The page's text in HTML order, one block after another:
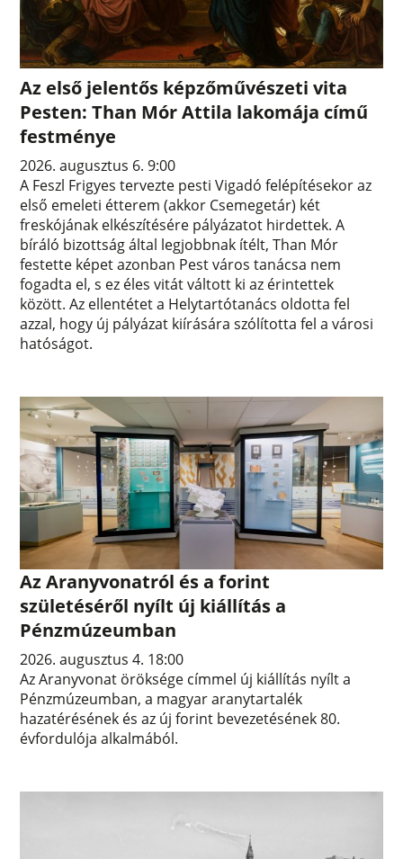
Az első jelentős képzőművészeti vita
Pesten: Than Mór Attila lakomája című
festménye
2026. augusztus 6. 9:00
A Feszl Frigyes tervezte pesti Vigadó felépítésekor az
első emeleti étterem (akkor Csemegetár) két
freskójának elkészítésére pályázatot hirdettek. A
bíráló bizottság által legjobbnak ítélt, Than Mór
festette képet azonban Pest város tanácsa nem
fogadta el, s ez éles vitát váltott ki az érintettek
között. Az ellentétet a Helytartótanács oldotta fel
azzal, hogy új pályázat kiírására szólította fel a városi
hatóságot.
Az Aranyvonatról és a forint
születéséről nyílt új kiállítás a
Pénzmúzeumban
2026. augusztus 4. 18:00
Az Aranyvonat öröksége címmel új kiállítás nyílt a
Pénzmúzeumban, a magyar aranytartalék
hazatérésének és az új forint bevezetésének 80.
évfordulója alkalmából.